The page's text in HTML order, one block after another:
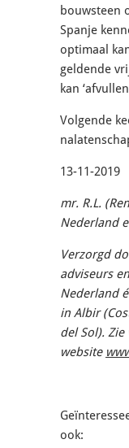
bouwsteen
Spanje
optimaal
geldende
kan
Volgende
13-11-2019
mr. R.L.
Nederland
Verzorgd
adviseurs
Nederland
in Albir
del Sol).
website
ook: